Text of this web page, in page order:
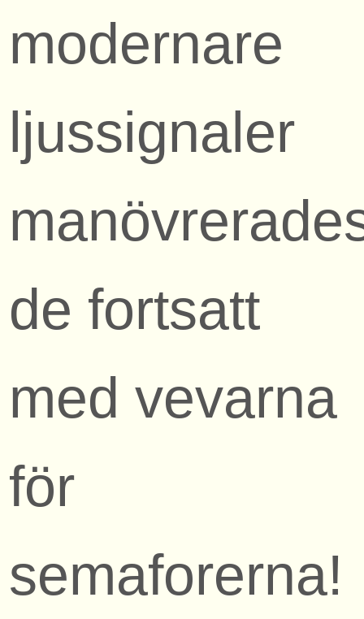
modernare
ljussignaler
de fortsatt
med vevarna
för
semaforerna!